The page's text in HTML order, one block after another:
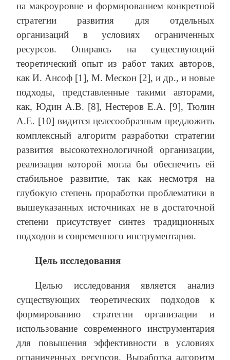
на макроуровне и формированием конкретной
стратегии развития для отдельных
организаций в условиях ограниченных
ресурсов. Опираясь на существующий
теоретический опыт из работ таких авторов,
как И. Ансоф [1], М. Мескон [2], и др., и новые
подходы, представленные такими авторами,
как, Юдин А.В. [8], Нестеров Е.А. [9], Тюлин
А.Е. [10] видится целесообразным предложить
комплексный алгоритм разработки стратегии
развития высокотехнологичной организации,
реализация которой могла бы обеспечить ей
стабильное развитие, так как несмотря на
глубокую степень проработки проблематики в
вышеуказанных источниках не в достаточной
степени присутствует синтез традиционных
подходов и современного инструментария.
Цель исследования
Целью исследования является анализ
существующих теоретических подходов к
формированию стратегии организации и
использование современного инструментария
для повышения эффективности в условиях
ограниченных ресурсов. Выработка алгоритм